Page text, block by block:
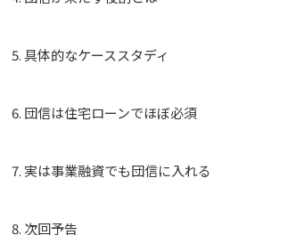
具体的なケーススタディ
団信は住宅ローンでほぼ必須
実は事業融資でも団信に入れる
次回予告